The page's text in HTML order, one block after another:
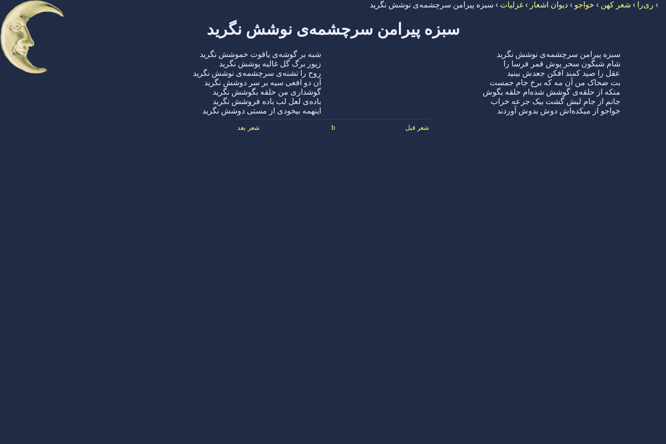
› ری‌را › شعر کهن › خواجو › دیوان اشعار › غزلیات › سبزه پیرامن سرچشمه‌ی نوشش نگرید
سبزه پیرامن سرچشمه‌ی نوشش نگرید
سبزه پیرامن سرچشمه‌ی نوشش نگرید
شبه بر گوشه‌ی یاقوت خموشش نگرید
شام شبگون سحر پوش قمر فرسا را
زیور برگ گل غالیه پوشش نگرید
عقل را صید کمند افکن جعدش بینید
روح را تشنه‌ی سرچشمه‌ی نوشش نگرید
بت ضحاک من آن مه که برخ جام جمست
آن دو افعی سیه بر سر دوشش نگرید
منکه از حلقه‌ی گوشش شده‌ام حلقه بگوش
گوشداری من حلقه بگوشش نگرید
جانم از جام لبش گشت بیک جرعه خراب
باده‌ی لعل لب باده فروشش نگرید
خواجو از میکده‌اش دوش بدوش آوردند
اینهمه بیخودی از مستی دوشش نگرید
شعر قبل b شعر بعد